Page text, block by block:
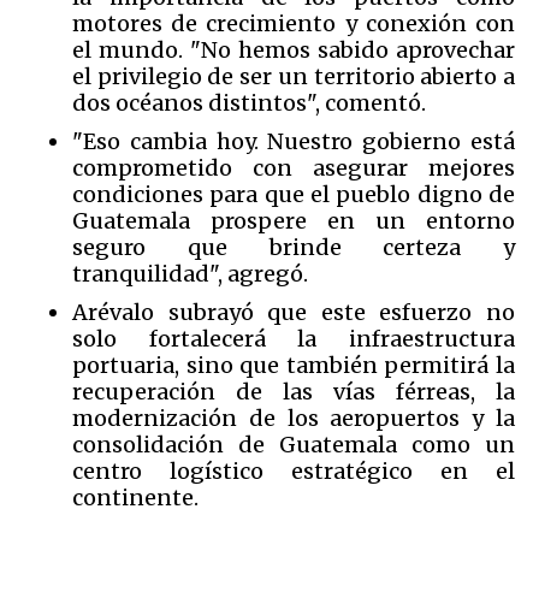
motores de crecimiento y conexión con
el mundo. "No hemos sabido aprovechar
el privilegio de ser un territorio abierto a
dos océanos distintos", comentó.
"Eso cambia hoy. Nuestro gobierno está
comprometido con asegurar mejores
condiciones para que el pueblo digno de
Guatemala prospere en un entorno
seguro que brinde certeza y
tranquilidad", agregó.
Arévalo subrayó que este esfuerzo no
solo fortalecerá la infraestructura
portuaria, sino que también permitirá la
recuperación de las vías férreas, la
modernización de los aeropuertos y la
consolidación de Guatemala como un
centro logístico estratégico en el
continente.